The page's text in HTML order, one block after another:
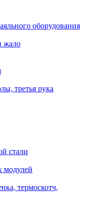
оборудования
жало
третья рука
стали
модулей
термоскотч,